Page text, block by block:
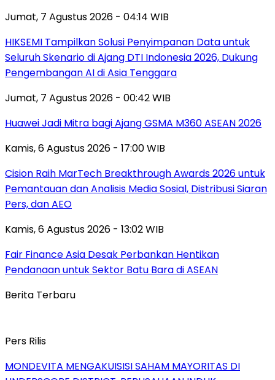
Jumat, 7 Agustus 2026 - 04:14 WIB
HIKSEMI Tampilkan Solusi Penyimpanan Data untuk
Seluruh Skenario di Ajang DTI Indonesia 2026, Dukung
Pengembangan AI di Asia Tenggara
Jumat, 7 Agustus 2026 - 00:42 WIB
Huawei Jadi Mitra bagi Ajang GSMA M360 ASEAN 2026
Kamis, 6 Agustus 2026 - 17:00 WIB
Cision Raih MarTech Breakthrough Awards 2026 untuk
Pemantauan dan Analisis Media Sosial, Distribusi Siaran
Pers, dan AEO
Kamis, 6 Agustus 2026 - 13:02 WIB
Fair Finance Asia Desak Perbankan Hentikan
Pendanaan untuk Sektor Batu Bara di ASEAN
Berita Terbaru
Pers Rilis
MONDEVITA MENGAKUISISI SAHAM MAYORITAS DI